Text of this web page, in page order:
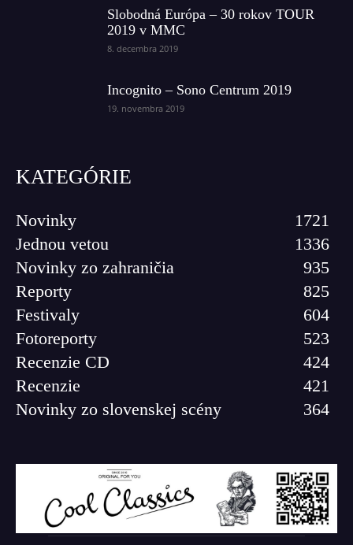
Slobodná Európa – 30 rokov TOUR
2019 v MMC
8. decembra 2019
Incognito – Sono Centrum 2019
19. novembra 2019
KATEGÓRIE
Novinky
1721
Jednou vetou
1336
Novinky zo zahraničia
935
Reporty
825
Festivaly
604
Fotoreporty
523
Recenzie CD
424
Recenzie
421
Novinky zo slovenskej scény
364